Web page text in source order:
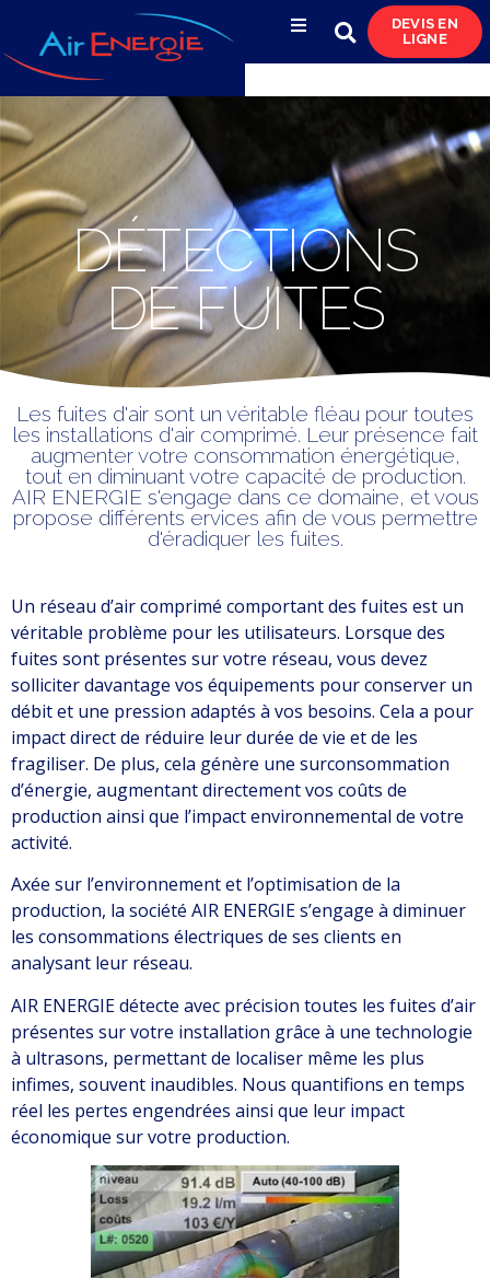
& condensats
Réservoirs
& réseaux de distribution
Azote
& pompes à vide
Occasions
& locations
DEVIS EN
LIGNE
DÉTECTIONS
DE FUITES
Les fuites d'air sont un véritable fléau pour toutes
les installations d'air comprimé. Leur présence fait
augmenter votre consommation énergétique,
tout en diminuant votre capacité de production.
AIR ENERGIE s'engage dans ce domaine, et vous
propose différents ervices afin de vous permettre
d'éradiquer les fuites.
Un réseau d’air comprimé comportant des fuites est un
véritable problème pour les utilisateurs. Lorsque des
fuites sont présentes sur votre réseau, vous devez
solliciter davantage vos équipements pour conserver un
débit et une pression adaptés à vos besoins. Cela a pour
impact direct de réduire leur durée de vie et de les
fragiliser. De plus, cela génère une surconsommation
d’énergie, augmentant directement vos coûts de
production ainsi que l’impact environnemental de votre
activité.
Axée sur l’environnement et l’optimisation de la
production, la société AIR ENERGIE s’engage à diminuer
les consommations électriques de ses clients en
analysant leur réseau.
AIR ENERGIE détecte avec précision toutes les fuites d’air
présentes sur votre installation grâce à une technologie
à ultrasons, permettant de localiser même les plus
infimes, souvent inaudibles. Nous quantifions en temps
réel les pertes engendrées ainsi que leur impact
économique sur votre production.